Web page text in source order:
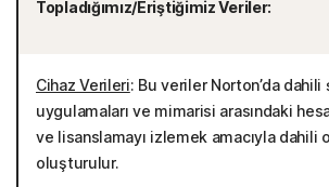
Topladığımız/Eriştiğimiz Veriler:
Cihaz Verileri: Bu veriler Norton’da
uygulamaları ve mimarisi arasındaki
ve lisanslamayı izlemek amacıyla dahili
oluşturulur.